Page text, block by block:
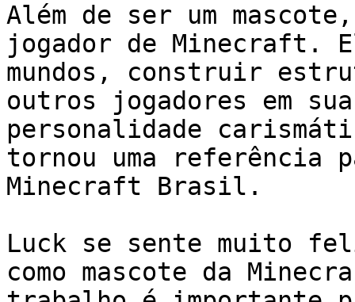
Além de ser um
jogador de Minecraft.
mundos, construir
outros jogadores em
personalidade
tornou uma referência
Minecraft Brasil.
Luck se sente muito
como mascote da